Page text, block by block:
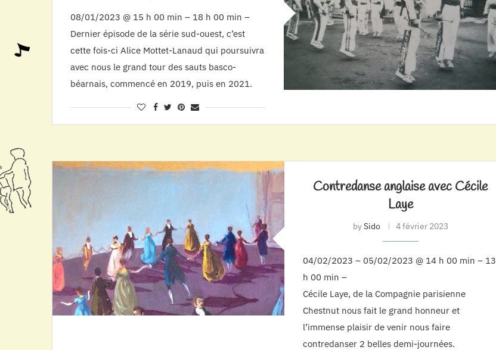
08/01/2023 @ 15 h 00 min – 18 h 00 min –
Dernier épisode de la série sud-ouest, c’est
cette fois-ci Alice Mottet-Lanaud qui poursuivra
avec nous le grand tour des sauts basco-
béarnais, commencé en 2019, puis en 2021.
Contredanse anglaise avec Cécile
Laye
bySido 4 février 2023
04/02/2023 – 05/02/2023 @ 14 h 00 min – 13
h 00 min –
Cécile Laye, de la Compagnie parisienne
Chestnut nous fait le grand honneur et
l’immense plaisir de venir nous faire
contredanser 2 belles demi-journées.